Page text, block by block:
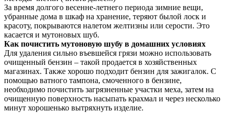
За время долгого весенне-летнего периода зимние вещи,
убранные дома в шкаф на хранение, теряют былой лоск и
красоту, покрываются налетом желтизны или серости. Это
касается и мутоновых шуб.
Как почистить мутоновую шубу в домашних условиях
Для удаления сильно въевшейся грязи можно использовать
очищенный бензин – такой продается в хозяйственных
магазинах. Также хорошо подходит бензин для зажигалок. С
помощью ватного тампона, смоченного в бензине,
необходимо почистить загрязненные участки меха, затем на
очищенную поверхность насыпать крахмал и через несколько
минут хорошенько вытряхнуть изделие.